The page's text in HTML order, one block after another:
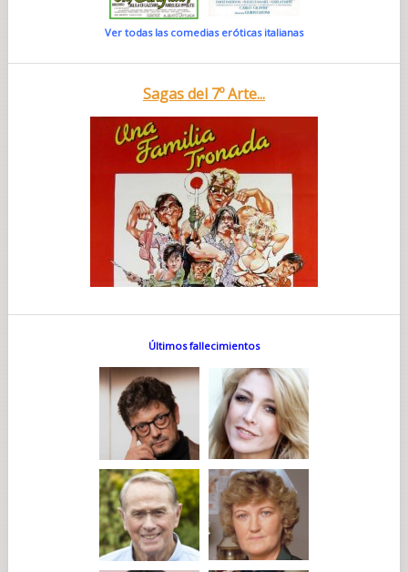
Ver todas las comedias eróticas italianas
Sagas del 7º Arte...
Últimos fallecimientos